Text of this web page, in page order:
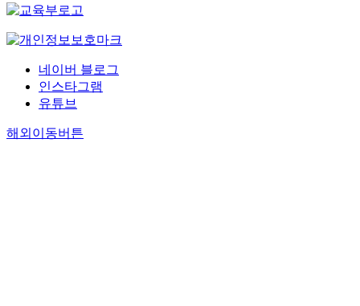
네이버 블로그
인스타그램
유튜브
해외이동버튼